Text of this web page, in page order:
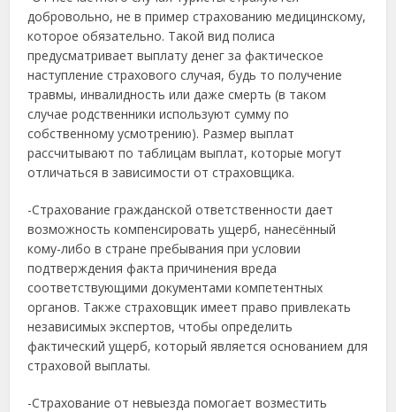
добровольно, не в пример страхованию медицинскому,
которое обязательно. Такой вид полиса
предусматривает выплату денег за фактическое
наступление страхового случая, будь то получение
травмы, инвалидность или даже смерть (в таком
случае родственники используют сумму по
собственному усмотрению). Размер выплат
рассчитывают по таблицам выплат, которые могут
отличаться в зависимости от страховщика.
-Страхование гражданской ответственности дает
возможность компенсировать ущерб, нанесённый
кому-либо в стране пребывания при условии
подтверждения факта причинения вреда
соответствующими документами компетентных
органов. Также страховщик имеет право привлекать
независимых экспертов, чтобы определить
фактический ущерб, который является основанием для
страховой выплаты.
-Страхование от невыезда помогает возместить